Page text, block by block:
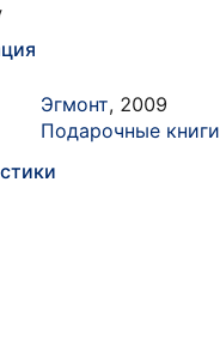
Эгмонт, 2009
Подарочные книги